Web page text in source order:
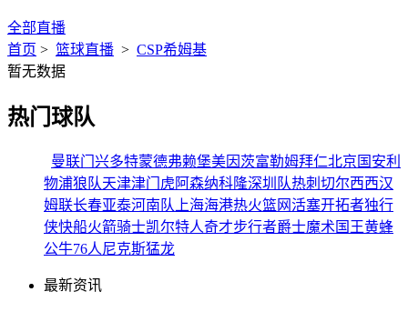
全部直播
首页 > 篮球直播 > CSP希姆基
暂无数据
热门球队
曼联门兴多特蒙德弗赖堡美因茨富勒姆拜仁北京国安利
物浦狼队天津津门虎 阿森纳科隆深圳队热刺 切尔西西汉
姆联长春亚泰河南队 上海海港热火篮网活塞开拓者独行
侠快船火箭骑士凯尔特人奇才步行者爵士魔术国王黄蜂
公牛76人 尼克斯猛龙
最新资讯